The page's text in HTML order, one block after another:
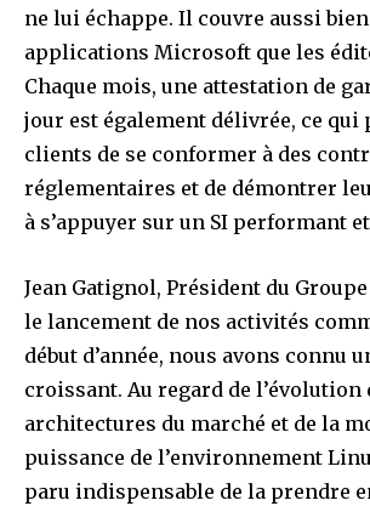
ne lui échappe. Il couvre aussi
applications Microsoft que les
Chaque mois, une attestation de
jour est également délivrée, ce qui
clients de se conformer à des
réglementaires et de démontrer
à s’appuyer sur un SI performant
Jean Gatignol, Président du Groupe
le lancement de nos activités
début d’année, nous avons connu
croissant. Au regard de l’évolution
architectures du marché et de la
puissance de l’environnement
paru indispensable de la prendre